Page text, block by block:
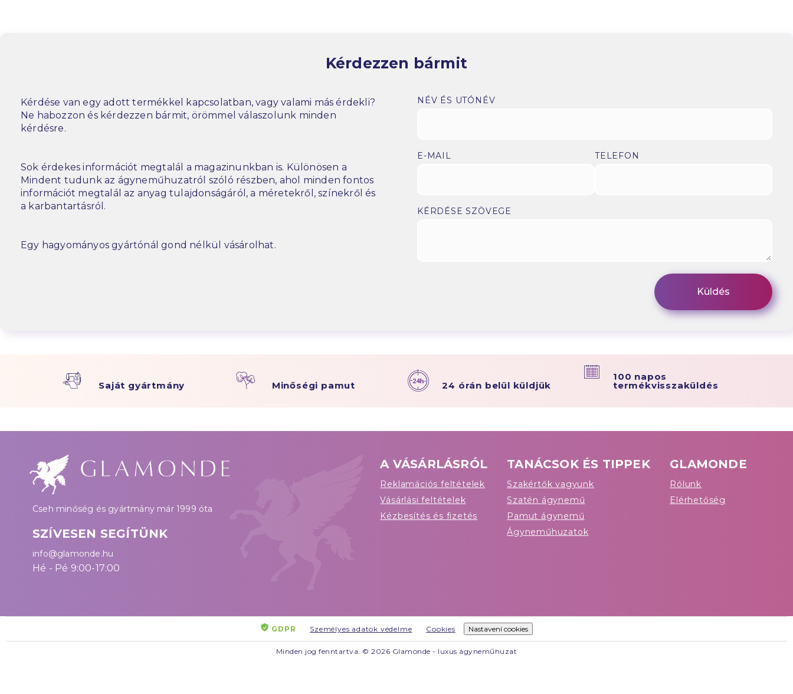
Kérdezzen bármit
Kérdése van egy adott termékkel kapcsolatban, vagy valami más érdekli?
Ne habozzon és kérdezzen bármit, örömmel válaszolunk minden
kérdésre.
Sok érdekes információt megtalál a magazinunkban is. Különösen a
Mindent tudunk az ágyneműhuzatról szóló részben, ahol minden fontos
információt megtalál az anyag tulajdonságáról, a méretekről, színekről és
a karbantartásról.
Egy hagyományos gyártónál gond nélkül vásárolhat.
NÉV ÉS UTÓNÉV
E-MAIL TELEFON
KÉRDÉSE SZÖVEGE
Saját gyártmány Minőségi pamut 24 órán belül küldjük
100 napos
termékvisszaküldés
Cseh minőség és gyártmány már 1999 óta
SZÍVESEN SEGÍTÜNK
info@glamonde.hu
Hé - Pé 9:00-17:00
A VÁSÁRLÁSRÓL
Reklamációs feltételek
Vásárlási feltételek
Kézbesítés és fizetés
TANÁCSOK ÉS TIPPEK
Szakértők vagyunk
Szatén ágynemű
Pamut ágynemű
Ágyneműhuzatok
GLAMONDE
Rólunk
Elérhetőség
GDPR Személyes adatok védelme Cookies Nastavení cookies
Minden jog fenntartva. © 2026 Glamonde - luxus ágyneműhuzat